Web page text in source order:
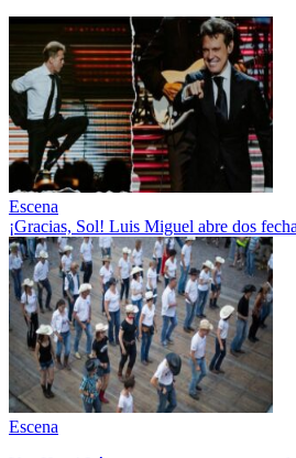
Escena
¡Gracias, Sol! Luis Miguel abre dos
Escena